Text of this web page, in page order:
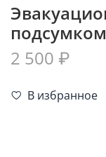
подсумком
2 500 ₽
В избранное